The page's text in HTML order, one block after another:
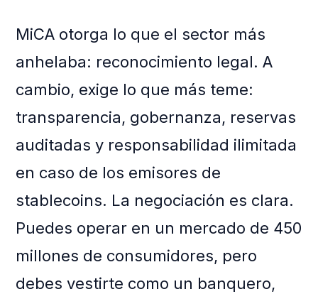
MiCA otorga lo que el sector más
anhelaba: reconocimiento legal. A
cambio, exige lo que más teme:
transparencia, gobernanza, reservas
auditadas y responsabilidad ilimitada
en caso de los emisores de
stablecoins. La negociación es clara.
Puedes operar en un mercado de 450
millones de consumidores, pero
debes vestirte como un banquero,